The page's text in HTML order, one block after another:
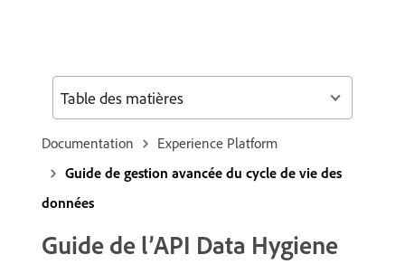
Documentation
Experience Platform
Guide de gestion avancée du cycle de vie des
données
Guide de l’API Data Hygiene
Table des matières